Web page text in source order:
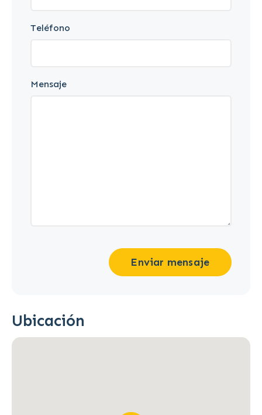
Teléfono
Mensaje
Enviar mensaje
Ubicación